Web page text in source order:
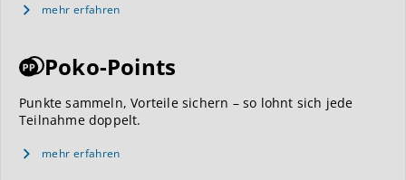
mehr erfahren
Poko-Points
Punkte sammeln, Vorteile sichern – so lohnt sich jede
Teilnahme doppelt.
mehr erfahren